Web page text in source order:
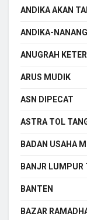
ANDIKA AKAN
ANDIKA-
ANUGRAH
ARUS MUDIK
ASN DIPECAT
ASTRA TOL
BADAN USAHA
BANJR LUMPUR
BANTEN
BAZAR